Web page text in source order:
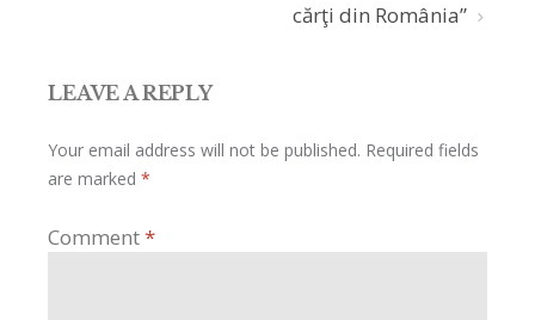
cărţi din România”
LEAVE A REPLY
Your email address will not be published. Required fields
are marked *
Comment*